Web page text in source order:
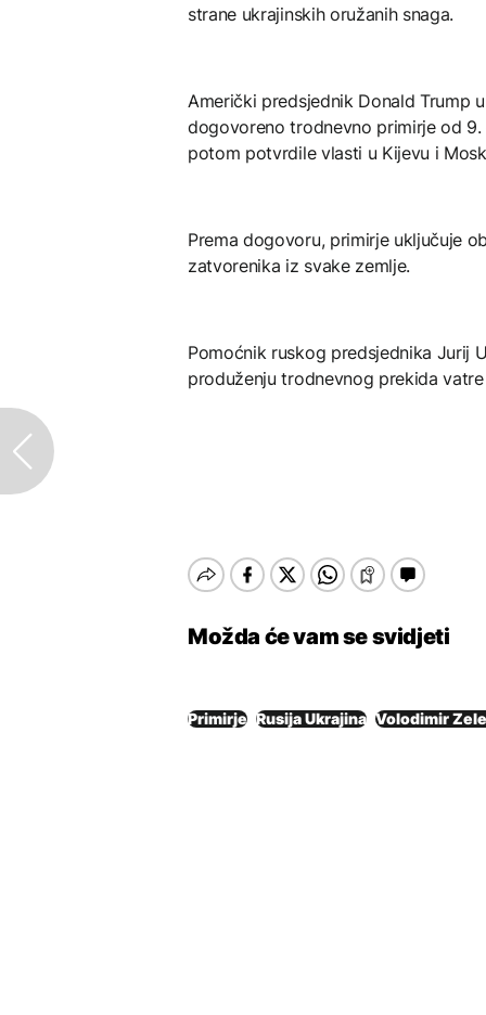
strane ukrajinskih oružanih snaga.
Američki predsjednik Donald Trump
dogovoreno trodnevno primirje od 9.
potom potvrdile vlasti u Kijevu i
Prema dogovoru, primirje uključuje
zatvorenika iz svake zemlje.
Pomoćnik ruskog predsjednika Jurij
produženju trodnevnog prekida
Možda će vam se svidjeti
Primirje Rusija Ukrajina Volodimir